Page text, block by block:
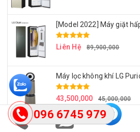
Liên Hệ 89,900,000
43,500,000 45,000,000
096 6745 979